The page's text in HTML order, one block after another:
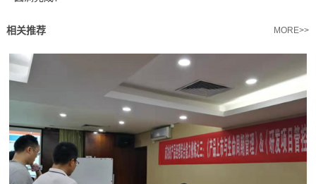
相关推荐 MORE>>